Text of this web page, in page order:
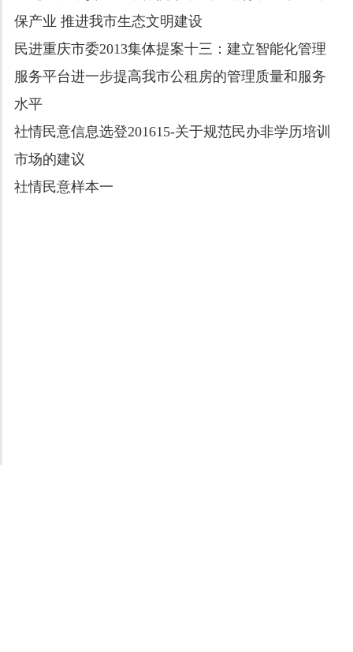
保产业 推进我市生态文明建设
民进重庆市委2013集体提案十三：建立智能化管理
服务平台进一步提高我市公租房的管理质量和服务
水平
社情民意信息选登201615-关于规范民办非学历培训
市场的建议
社情民意样本一